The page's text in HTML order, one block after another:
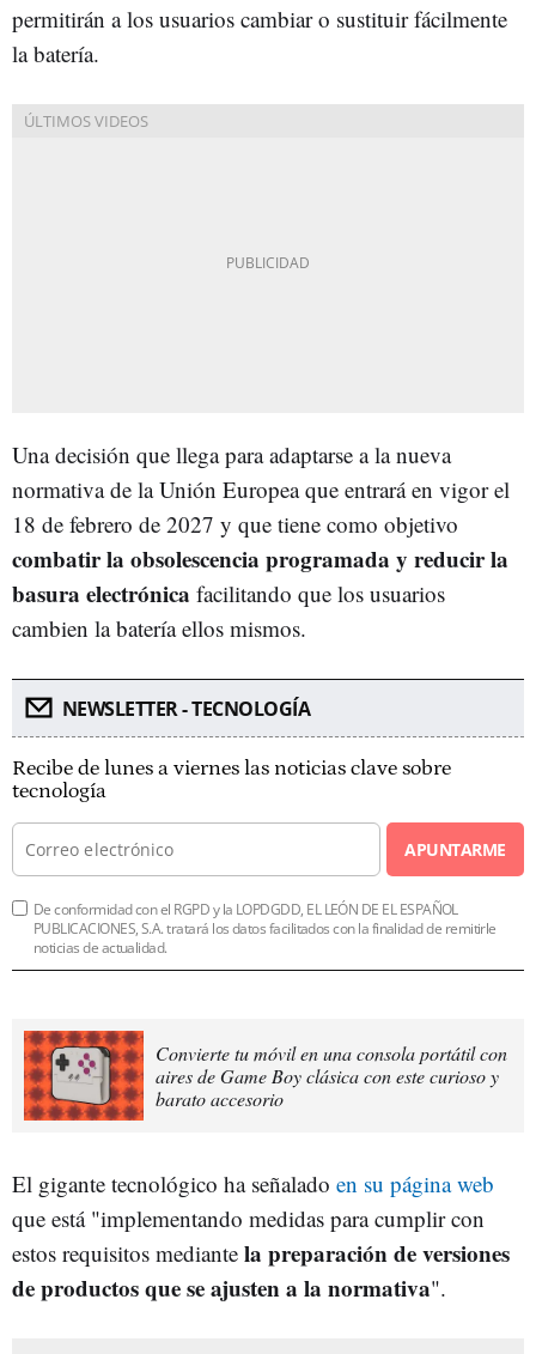
permitirán a los usuarios cambiar o sustituir fácilmente
la batería.
Una decisión que llega para adaptarse a la nueva
normativa de la Unión Europea que entrará en vigor el
18 de febrero de 2027 y que tiene como objetivo
combatir la obsolescencia programada y reducir la
basura electrónica facilitando que los usuarios
cambien la batería ellos mismos.
NEWSLETTER - TECNOLOGÍA
Recibe de lunes a viernes las noticias clave sobre
tecnología
APUNTARME
De conformidad con el RGPD y la LOPDGDD, EL LEÓN DE EL ESPAÑOL
PUBLICACIONES, S.A. tratará los datos facilitados con la finalidad de remitirle
noticias de actualidad.
Convierte tu móvil en una consola portátil con
aires de Game Boy clásica con este curioso y
barato accesorio
El gigante tecnológico ha señalado en su página web
que está "implementando medidas para cumplir con
estos requisitos mediante la preparación de versiones
de productos que se ajusten a la normativa".